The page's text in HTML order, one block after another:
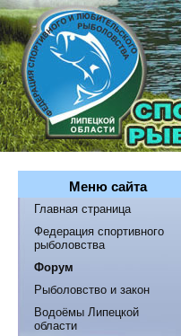
Меню сайта
Главная страница
Федерация спортивного
рыболовства
Форум
Рыболовство и закон
Водоёмы Липецкой
области